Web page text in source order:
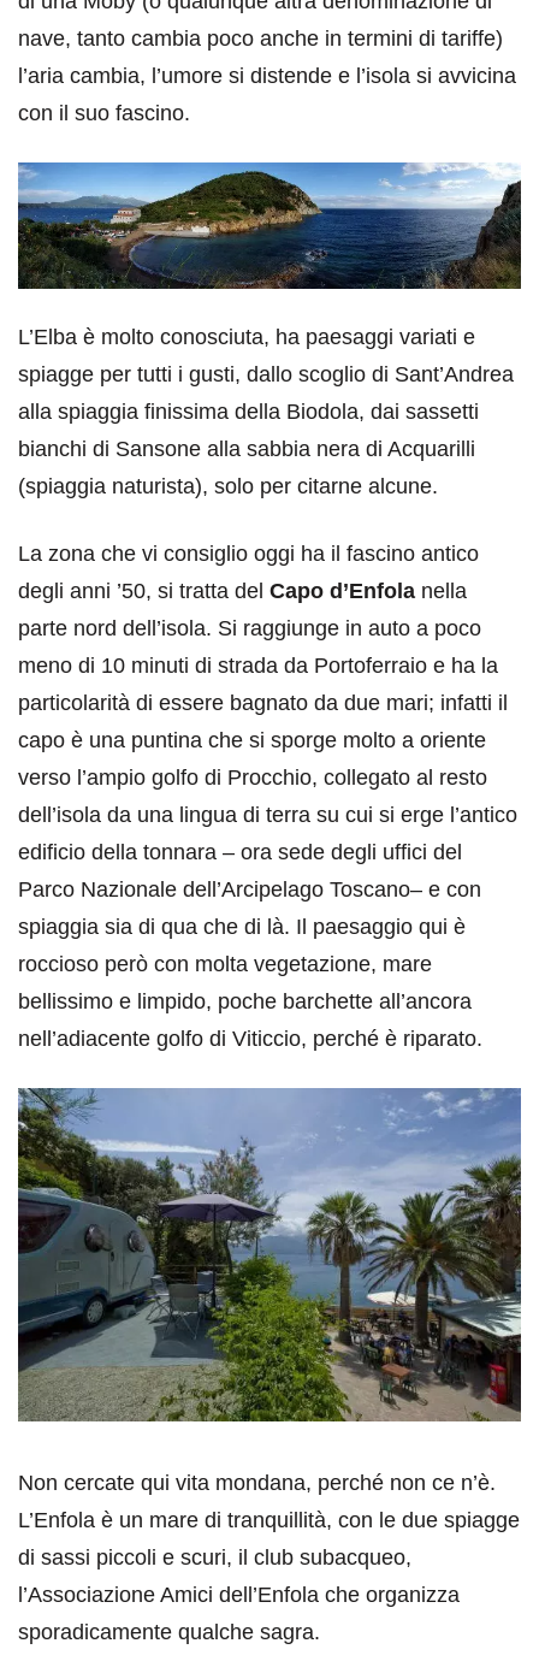
nave, tanto cambia poco anche in termini di tariffe)
l’aria cambia, l’umore si distende e l’isola si avvicina
con il suo fascino.
L’Elba è molto conosciuta, ha paesaggi variati e
spiagge per tutti i gusti, dallo scoglio di Sant’Andrea
alla spiaggia finissima della Biodola, dai sassetti
bianchi di Sansone alla sabbia nera di Acquarilli
(spiaggia naturista), solo per citarne alcune.
La zona che vi consiglio oggi ha il fascino antico
degli anni ’50, si tratta del Capo d’Enfola nella
parte nord dell’isola. Si raggiunge in auto a poco
meno di 10 minuti di strada da Portoferraio e ha la
particolarità di essere bagnato da due mari; infatti il
capo è una puntina che si sporge molto a oriente
verso l’ampio golfo di Procchio, collegato al resto
dell’isola da una lingua di terra su cui si erge l’antico
edificio della tonnara – ora sede degli uffici del
Parco Nazionale dell’Arcipelago Toscano– e con
spiaggia sia di qua che di là. Il paesaggio qui è
roccioso però con molta vegetazione, mare
bellissimo e limpido, poche barchette all’ancora
nell’adiacente golfo di Viticcio, perché è riparato.
Non cercate qui vita mondana, perché non ce n’è.
L’Enfola è un mare di tranquillità, con le due spiagge
di sassi piccoli e scuri, il club subacqueo,
l’Associazione Amici dell’Enfola che organizza
sporadicamente qualche sagra.